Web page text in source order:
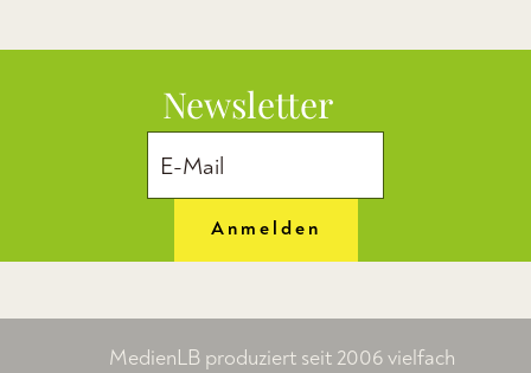
Newsletter
Anmelden
MedienLB produziert seit 2006 vielfach